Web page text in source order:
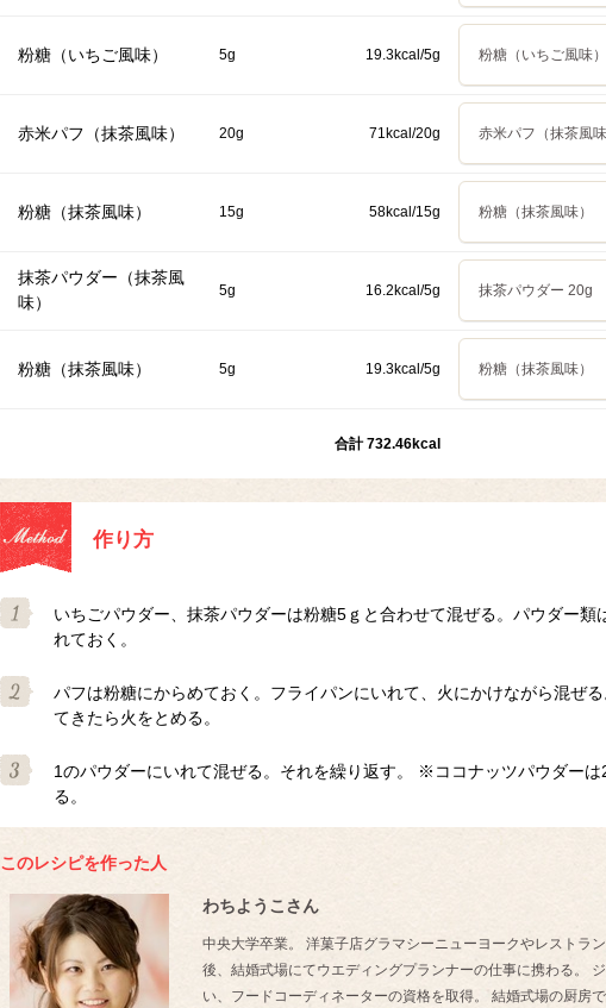
粉糖（いちご風味） 5g 19.3kcal/5g 粉糖（いちご風味）
赤米パフ（抹茶風味） 20g 71kcal/20g 赤米パフ（抹茶風味
粉糖（抹茶風味） 15g 58kcal/15g 粉糖（抹茶風味）
抹茶パウダー（抹茶風
味）
5g 16.2kcal/5g 抹茶パウダー 20g
粉糖（抹茶風味） 5g 19.3kcal/5g 粉糖（抹茶風味）
合計 732.46kcal
作り方
いちごパウダー、抹茶パウダーは粉糖5ｇと合わせて混ぜる。パウダー
れておく。
パフは粉糖にからめておく。フライパンにいれて、火にかけながら混ぜ
てきたら火をとめる。
1のパウダーにいれて混ぜる。それを繰り返す。 ※ココナッツパウダー
る。
このレシピを作った人
わちようこさん
中央大学卒業。 洋菓子店グラマシーニューヨークやレストラ
後、結婚式場にてウエディングプランナーの仕事に携わる。
い、フードコーディネーターの資格を取得。 結婚式場の厨房